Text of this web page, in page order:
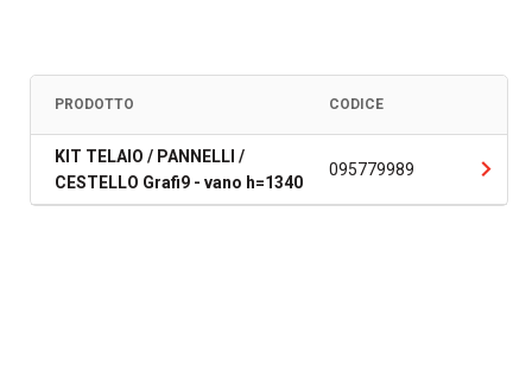
PRODOTTO CODICE
KIT TELAIO / PANNELLI /
CESTELLO Grafi9 - vano h=1340
095779989